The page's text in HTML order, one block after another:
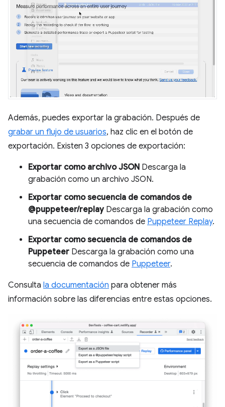
Además, puedes exportar la grabación. Después de
grabar un flujo de usuarios, haz clic en el botón de
exportación. Existen 3 opciones de exportación:
Exportar como archivo JSON Descarga la
grabación como un archivo JSON.
Exportar como secuencia de comandos de
@puppeteer/replayDescarga la grabación como
una secuencia de comandos de Puppeteer Replay.
Exportar como secuencia de comandos de
Puppeteer Descarga la grabación como una
secuencia de comandos de Puppeteer.
Consulta la documentación para obtener más
información sobre las diferencias entre estas opciones.